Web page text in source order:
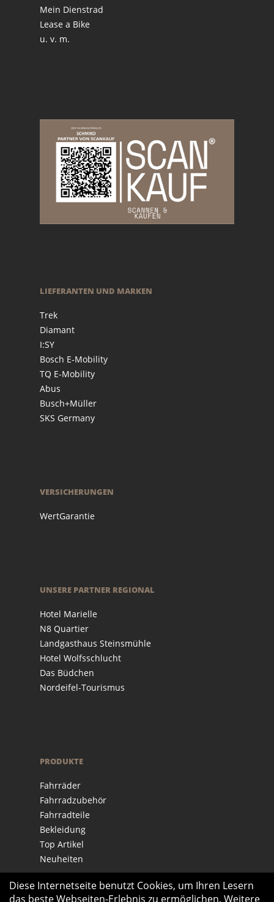
Mein Dienstrad
Lease a Bike
u. v. m.
LIEFERANTEN UND MARKEN
Trek
Diamant
I:SY
Bosch E-Mobility
TQ E-Mobility
Abus
Busch+Müller
SKS Germany
VERSICHERUNGEN
WertGarantie
UNSERE PARTNER REGIONAL
Hotel Marielle
N8 Quartier
Landgasthaus Steinsmühle
Hotel Wolfsschlucht
Das Büdchen
Nordeifel-Tourismus
PRODUKTE
Fahrräder
Fahrradzubehör
Fahrradteile
Bekleidung
Top Artikel
Neuheiten
Diese Internetseite benutzt Cookies, um Ihren Lesern
das beste Webseiten-Erlebnis zu ermöglichen. Weitere